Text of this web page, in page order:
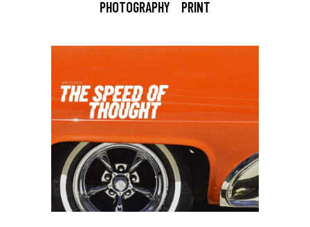
PHOTOGRAPHY
PRINT